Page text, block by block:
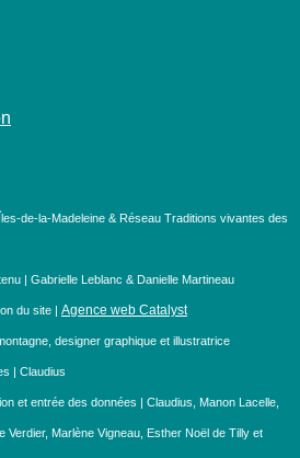
de-la-Madeleine & Réseau Traditions vivantes des
| Gabrielle Leblanc & Danielle Martineau
du site | Agence web Catalyst
designer graphique et illustratrice
| Claudius
et entrée des données | Claudius, Manon Lacelle,
Verdier, Marlène Vigneau, Esther Noël de Tilly et